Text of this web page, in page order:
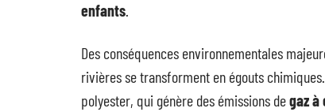
enfants.
Des conséquences environnementales
rivières se transforment en égouts
polyester, qui génère des émissions degaz